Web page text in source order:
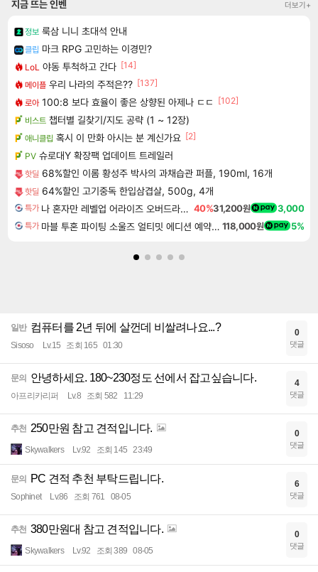
지금 뜨는 인벤 더보기+
정보 룩삼 니니 초대석 안내
클립 마크 RPG 고민하는 이경민?
LoL 야동 투척하고 간다 [14]
메이플 우리 나라의 주적은?? [137]
로아 100:8 보다 효율이 좋은 상향된 아제나 ㄷㄷ
[102]
비스트 챕터별 길찾기/지도 공략 (1 ~ 12장)
애니클립 혹시 이 만화 아시는 분 계신가요 [2]
PV 슈로대Y 확장팩 업데이트 트레일러
핫딜 68%할인 이롬 황성주 박사의 과채습관 퍼플, 190ml, 16개
핫딜 64%할인 고기중독 한입삼겹살, 500g, 4개
특가 나 혼자만 레벨업 어라이즈 오버드라이브 디럭스 에디션 Solo Leveling Arise Overdrive Deluxe Edition 40%31,200원 3,000
특가 마블 투혼 파이팅 소울즈 얼티밋 에디션 예약구매 MARVEL Tokon Fighting Souls Ultimate Edition Pre-Purchase 118,000원 5%
일반 컴퓨터를 2년 뒤에 살껀데 비쌀려나요...?
Sisoso Lv.15 조회 165 01:30
0
댓글
문의 안녕하세요. 180~230정도 선에서 잡고싶습니다.
아프리카리퍼 Lv.8 조회 582 11:29
4
댓글
추천 250만원 참고 견적입니다.
Skywalkers Lv.92 조회 145 23:49
0
댓글
문의 PC 견적 추천 부탁드립니다.
Sophinet Lv.86 조회 761 08-05
6
댓글
추천 380만원대 참고 견적입니다.
Skywalkers Lv.92 조회 389 08-05
0
댓글